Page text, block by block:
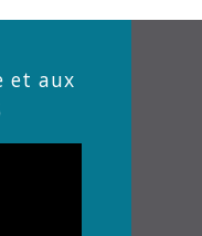
et aux